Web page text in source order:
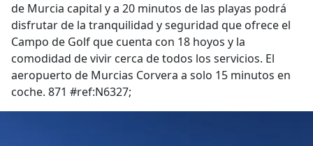
de Murcia capital y a 20 minutos de las playas podrá
disfrutar de la tranquilidad y seguridad que ofrece el
Campo de Golf que cuenta con 18 hoyos y la
comodidad de vivir cerca de todos los servicios. El
aeropuerto de Murcias Corvera a solo 15 minutos en
coche. 871 #ref:N6327;